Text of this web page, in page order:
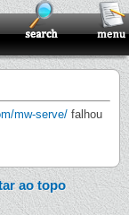
mw-serve/ falhou
ao topo